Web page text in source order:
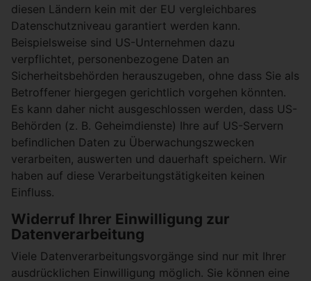
diesen Ländern kein mit der EU vergleichbares
Datenschutzniveau garantiert werden kann.
Beispielsweise sind US-Unternehmen dazu
verpflichtet, personenbezogene Daten an
Sicherheitsbehörden herauszugeben, ohne dass Sie als
Betroffener hiergegen gerichtlich vorgehen könnten.
Es kann daher nicht ausgeschlossen werden, dass US-
Behörden (z. B. Geheimdienste) Ihre auf US-Servern
befindlichen Daten zu Überwachungszwecken
verarbeiten, auswerten und dauerhaft speichern. Wir
haben auf diese Verarbeitungstätigkeiten keinen
Einfluss.
Widerruf Ihrer Einwilligung zur
Datenverarbeitung
Viele Datenverarbeitungsvorgänge sind nur mit Ihrer
ausdrücklichen Einwilligung möglich. Sie können eine